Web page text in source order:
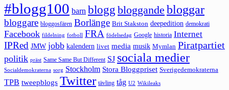
#blogg100 barn blogg bloggande bloggar
bloggare bloggosfären Borlänge Brit Stakston deepedition demokrati
Facebook fildelning fotboll FRA födelsedag Google historia Internet
IPRed JMW jobb kalendern livet media musik Mymlan Piratpartiet
politik präst Same Same But Different SJ sociala medier
Socialdemokraterna sorg Stockholm Stora Bloggpriset Sverigedemokraterna
TPB tweepblogs Twitter tävling tåg U2 Wikileaks